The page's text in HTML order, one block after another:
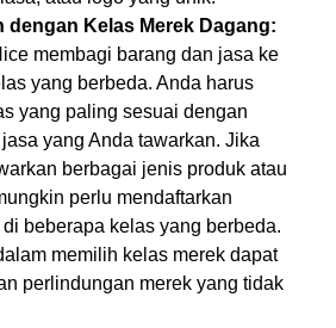
dengan Kelas Merek Dagang:
membagi barang dan jasa ke
yang berbeda. Anda harus
yang paling sesuai dengan
yang Anda tawarkan. Jika
berbagai jenis produk atau
perlu mendaftarkan
di beberapa kelas yang berbeda.
memilih kelas merek dapat
perlindungan merek yang tidak